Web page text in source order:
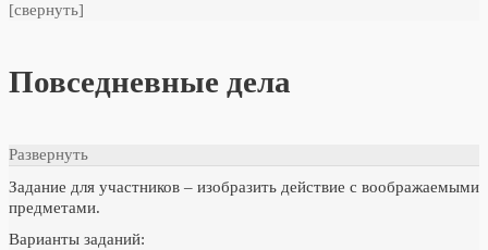
[свернуть]
Повседневные дела
Развернуть
Задание для участников – изобразить действие с воображаемыми
предметами.
Варианты заданий: